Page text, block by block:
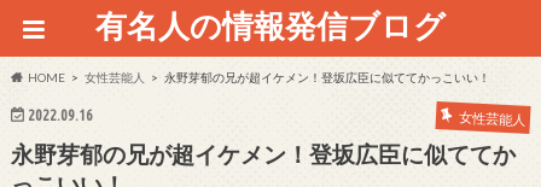
有名人の情報発信ブログ
HOME 女性芸能人 永野芽郁の兄が超イケメン！登坂広臣に似ててかっこいい！
2022.09.16 女性芸能人
永野芽郁の兄が超イケメン！登坂広臣に似ててか